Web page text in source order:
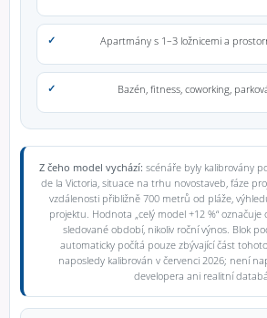
Apartmány s 1–3 ložnicemi a
Bazén, fitness, coworking,
Z čeho model vychází: scénáře byly kalibrovány
de la Victoria, situace na trhu novostaveb, fáze
vzdálenosti přibližně 700 metrů od pláže,
projektu. Hodnota „celý model +12 %“
sledované období, nikoliv roční výnos. Blok
automaticky počítá pouze zbývající část
naposledy kalibrován v červenci 2026; není
developera ani realitní